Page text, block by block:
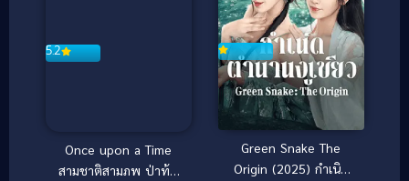
5.2
Once upon a Time
สามชาติสามภพ ป่าท้อ
Green Snake The
Origin (2025) กำเนิด